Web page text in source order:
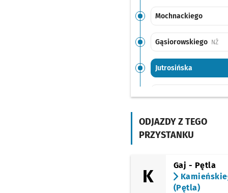
Mochnackiego
Gąsiorowskiego NŻ
Jutrosińska
Ługowa
ODJAZDY Z TEGO
PRZYSTANKU
K
Gaj - Pętla
(Pętla)